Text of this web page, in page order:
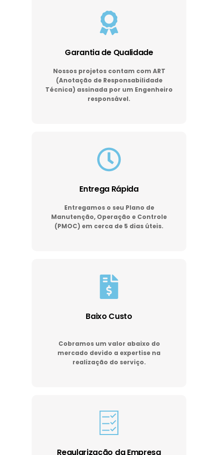
Garantia de Qualidade
Nossos projetos contam com ART
(Anotação de Responsabilidade
Técnica) assinada por um Engenheiro
responsável.
Entrega Rápida
Entregamos o seu Plano de
Manutenção, Operação e Controle
(PMOC) em cerca de 5 dias úteis.
Baixo Custo
Cobramos um valor abaixo do
mercado devido a expertise na
realização do serviço.
Regularização da Empresa